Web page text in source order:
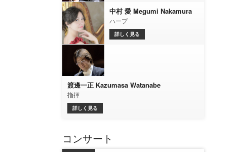
中村 愛 Megumi Nakamura
ハープ
詳しく見る
渡邊一正 Kazumasa Watanabe
指揮
詳しく見る
コンサート